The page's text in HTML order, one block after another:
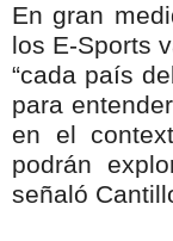
En gran
los E-Sports
“cada país
para
en el
podrán
señaló